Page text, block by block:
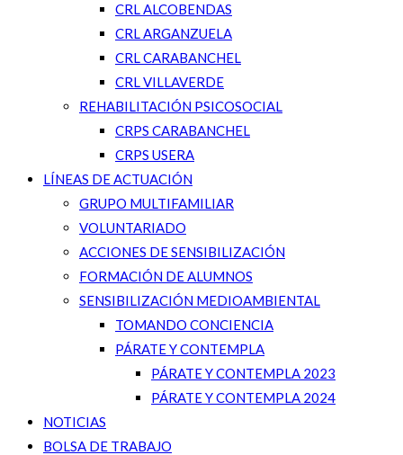
CRL ALCOBENDAS
CRL ARGANZUELA
CRL CARABANCHEL
CRL VILLAVERDE
REHABILITACIÓN PSICOSOCIAL
CRPS CARABANCHEL
CRPS USERA
LÍNEAS DE ACTUACIÓN
GRUPO MULTIFAMILIAR
VOLUNTARIADO
ACCIONES DE SENSIBILIZACIÓN
FORMACIÓN DE ALUMNOS
SENSIBILIZACIÓN MEDIOAMBIENTAL
TOMANDO CONCIENCIA
PÁRATE Y CONTEMPLA
PÁRATE Y CONTEMPLA 2023
PÁRATE Y CONTEMPLA 2024
NOTICIAS
BOLSA DE TRABAJO